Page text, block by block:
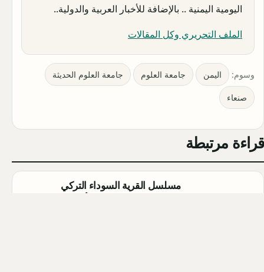
اليومية اليمنية .. بالإضافة للأخبار العربية والدولية..
الملف التحريري وكل المقالات
وسوم: اليمن جامعة العلوم جامعة العلوم الحديثة
صنعاء
قراءة مرتبطة
مسلسل القرية السوداء التركي